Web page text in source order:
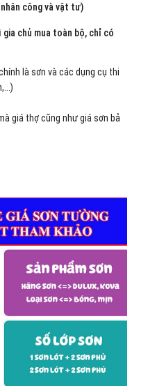
công và vật tư)
chủ mua toàn bộ, chỉ có
là sơn và các dụng cụ thi
giá thợ cũng như giá sơn bả